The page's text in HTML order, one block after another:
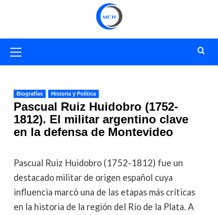
primario
Biografías Historia y Política
Pascual Ruiz Huidobro (1752-
1812). El militar argentino clave
en la defensa de Montevideo
Pascual Ruiz Huidobro (1752-1812) fue un
destacado militar de origen español cuya
influencia marcó una de las etapas más críticas
en la historia de la región del Río de la Plata. A